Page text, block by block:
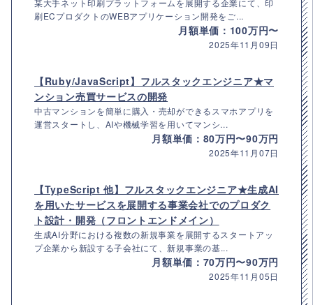
某大手ネット印刷プラットフォームを展開する企業にて、印
刷ECプロダクトのWEBアプリケーション開発をご...
月額単価：100万円〜
2025年11月09日
【Ruby/JavaScript】フルスタックエンジニア★マ
ンション売買サービスの開発
中古マンションを簡単に購入・売却ができるスマホアプリを
運営スタートし、AIや機械学習を用いてマンシ...
月額単価：80万円〜90万円
2025年11月07日
【TypeScript 他】フルスタックエンジニア★生成AI
を用いたサービスを展開する事業会社でのプロダク
ト設計・開発（フロントエンドメイン）
生成AI分野における複数の新規事業を展開するスタートアッ
プ企業から新設する子会社にて、新規事業の基...
月額単価：70万円〜90万円
2025年11月05日